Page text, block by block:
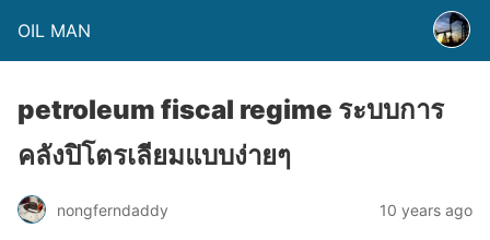
OIL MAN
petroleum fiscal regime ระบบการ
คลังปิโตรเลียมแบบง่ายๆ
nongferndaddy 10 years ago